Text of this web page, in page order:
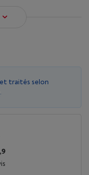
traités selon
.